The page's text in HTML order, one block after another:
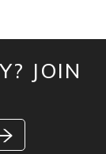
JOIN